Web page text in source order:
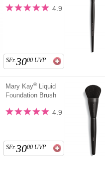
4.9
SFr.3000 UVP
Mary Kay®Liquid
Foundation Brush
4.9
SFr.3000 UVP